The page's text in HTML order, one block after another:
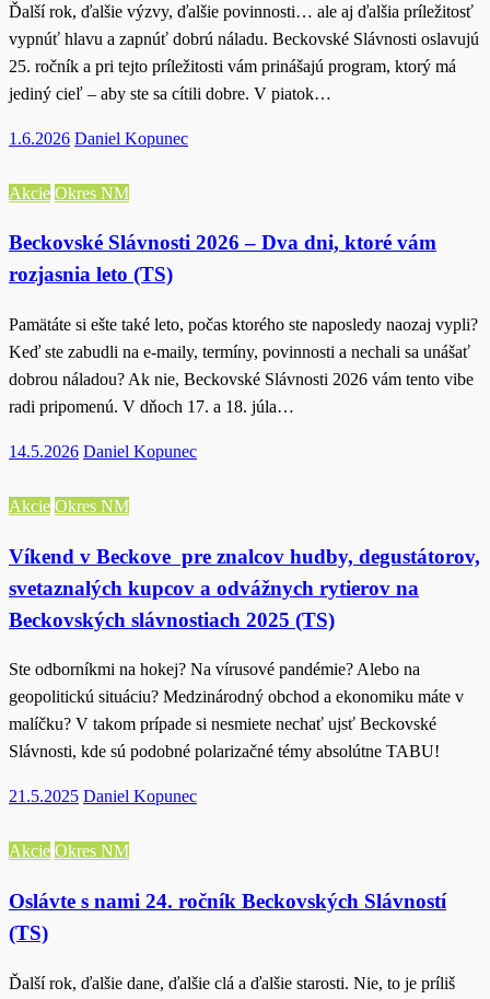
Ďalší rok, ďalšie výzvy, ďalšie povinnosti… ale aj ďalšia príležitosť
vypnúť hlavu a zapnúť dobrú náladu. Beckovské Slávnosti oslavujú
25. ročník a pri tejto príležitosti vám prinášajú program, ktorý má
jediný cieľ – aby ste sa cítili dobre. V piatok…
Posted
1.6.2026 Daniel Kopunec
Akcie Okres NM
Beckovské Slávnosti 2026 – Dva dni, ktoré vám
rozjasnia leto (TS)
Pamätáte si ešte také leto, počas ktorého ste naposledy naozaj vypli?
Keď ste zabudli na e‑maily, termíny, povinnosti a nechali sa unášať
dobrou náladou? Ak nie, Beckovské Slávnosti 2026 vám tento vibe
radi pripomenú. V dňoch 17. a 18. júla…
Posted
14.5.2026 Daniel Kopunec
Akcie Okres NM
Víkend v Beckove pre znalcov hudby, degustátorov,
svetaznalých kupcov a odvážnych rytierov na
Beckovských slávnostiach 2025 (TS)
Ste odborníkmi na hokej? Na vírusové pandémie? Alebo na
geopolitickú situáciu? Medzinárodný obchod a ekonomiku máte v
malíčku? V takom prípade si nesmiete nechať ujsť Beckovské
Slávnosti, kde sú podobné polarizačné témy absolútne TABU!
Posted
21.5.2025 Daniel Kopunec
Akcie Okres NM
Oslávte s nami 24. ročník Beckovských Slávností
(TS)
Ďalší rok, ďalšie dane, ďalšie clá a ďalšie starosti. Nie, to je príliš